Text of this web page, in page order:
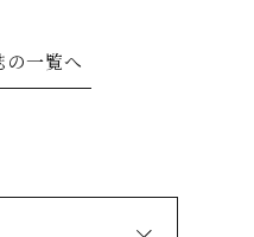
の一覧へ